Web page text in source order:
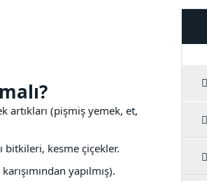
artıkları (pişmiş yemek, et,
bitkileri, kesme çiçekler.
yapılmış).